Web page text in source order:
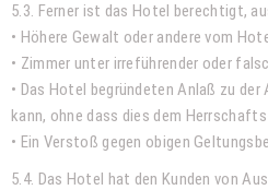
5.3. Ferner ist das Hotel berechtigt,
• Höhere Gewalt oder andere vom
• Zimmer unter irreführender oder
• Das Hotel begründeten Anlaß zu
kann, ohne dass dies dem
• Ein Verstoß gegen obigen
5.4. Das Hotel hat den Kunden von